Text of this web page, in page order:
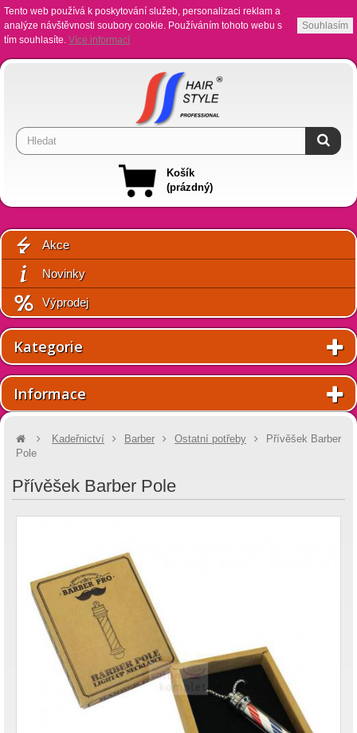
Tento web používá k poskytování služeb, personalizaci reklam a
analýze návštěvnosti soubory cookie. Používáním tohoto webu s
tím souhlasíte. Více informací
Souhlasím
Košík
(prázdný)
Akce
Novinky
Výprodej
Kategorie
Informace
Kadeřnictví Barber Ostatní potřeby
Přívěšek Barber
Pole
Přívěšek Barber Pole